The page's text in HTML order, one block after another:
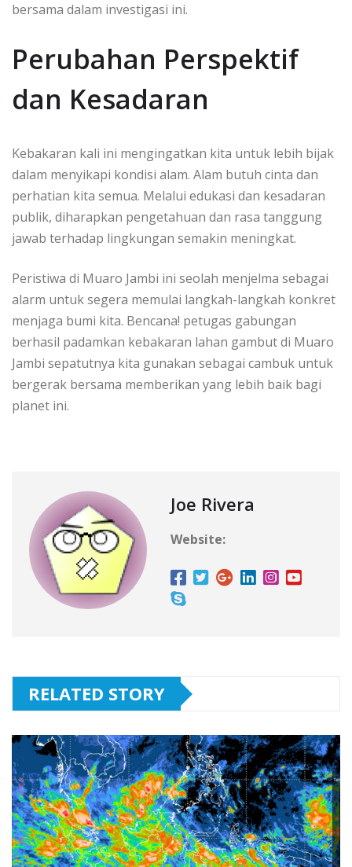
bersama dalam investigasi ini.
Perubahan Perspektif
dan Kesadaran
Kebakaran kali ini mengingatkan kita untuk lebih bijak
dalam menyikapi kondisi alam. Alam butuh cinta dan
perhatian kita semua. Melalui edukasi dan kesadaran
publik, diharapkan pengetahuan dan rasa tanggung
jawab terhadap lingkungan semakin meningkat.
Peristiwa di Muaro Jambi ini seolah menjelma sebagai
alarm untuk segera memulai langkah-langkah konkret
menjaga bumi kita. Bencana! petugas gabungan
berhasil padamkan kebakaran lahan gambut di Muaro
Jambi sepatutnya kita gunakan sebagai cambuk untuk
bergerak bersama memberikan yang lebih baik bagi
planet ini.
Joe Rivera
Website:
RELATED STORY